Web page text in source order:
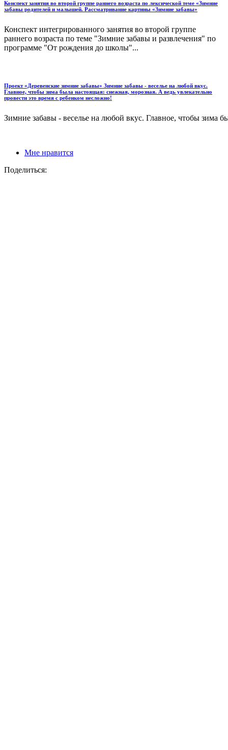
Конспект занятия во второй группе раннего возраста по лексической теме «Зимние
забавы родителей и малышей. Рассматривание картины «Зимние забавы»
Конспект интегрированного занятия во второй группе
раннего возраста по теме "Зимние забавы и развлечения" по
программе "От рождения до школы"...
Проект «Деревенские зимние забавы» Зимние забавы - веселье на любой вкус.
Главное, чтобы зима была настоящая: снежная, морозная. А ведь увлекательно
провести это время с ребенком несложно!
Зимние забавы - веселье на любой вкус. Главное, чтобы зима
Мне нравится
Поделиться: